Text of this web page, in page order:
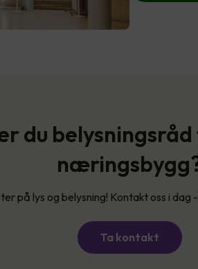
du
på lys og belysning! Kontakt oss i dag
Ta kontakt